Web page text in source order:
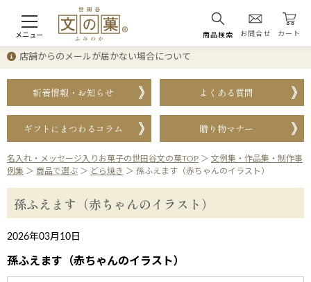
メニュー 商品検索 お問合せ カート
店舗からのメールが届かない場合について
新着情報・お知らせ よくある質問
ギフトにまつわるコラム 贈り物マナー
名入れ・メッセージ入りお菓子の世田谷文の菓TOP ＞ 文例集・作品集・制作事
例集 ＞ 商品で選ぶ ＞ どら焼き ＞ 孫ふえます（赤ちゃんのイラスト）
孫ふえます（赤ちゃんのイラスト）
2026年03月10日
孫ふえます（赤ちゃんのイラスト）